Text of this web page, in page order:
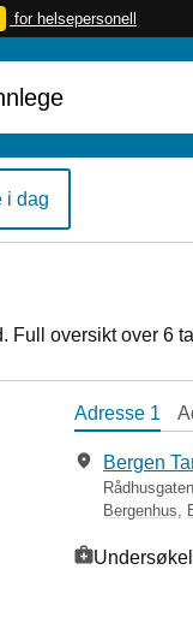
for helsepersonell
i dag
Full oversikt over 6
Adresse 1
Bergen
Bergenhus